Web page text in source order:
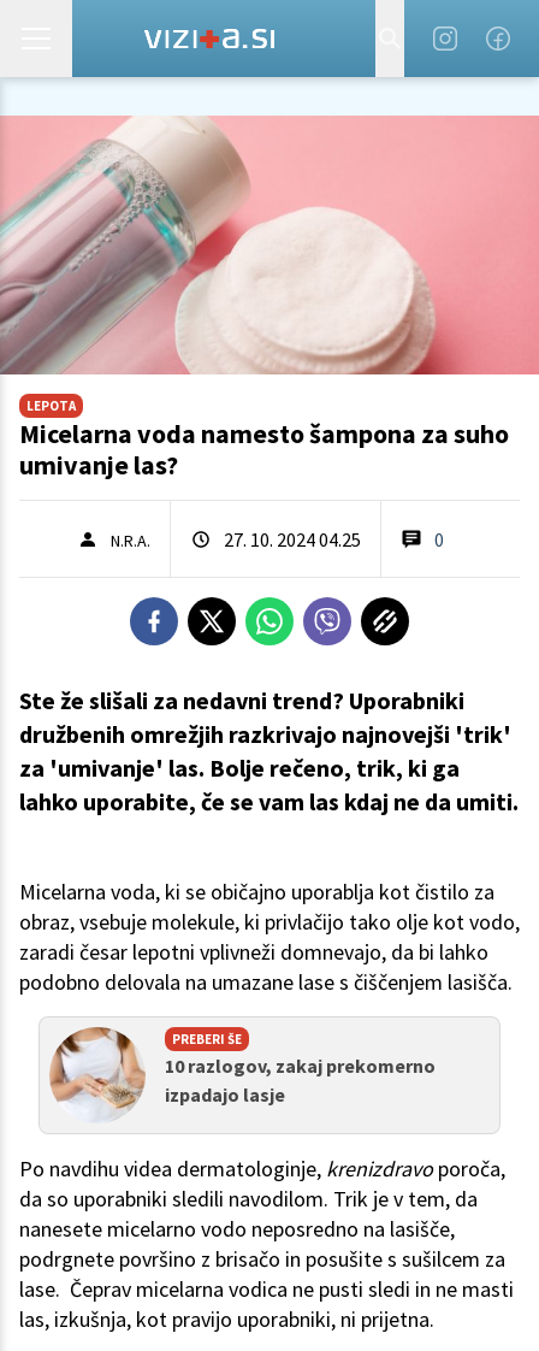
LEPOTA
Micelarna voda namesto šampona za suho
umivanje las?
N.R.A. 27. 10. 2024 04.25 0
Ste že slišali za nedavni trend? Uporabniki
družbenih omrežjih razkrivajo najnovejši 'trik'
za 'umivanje' las. Bolje rečeno, trik, ki ga
lahko uporabite, če se vam las kdaj ne da umiti.
Micelarna voda, ki se običajno uporablja kot čistilo za
obraz, vsebuje molekule, ki privlačijo tako olje kot vodo,
zaradi česar lepotni vplivneži domnevajo, da bi lahko
podobno delovala na umazane lase s čiščenjem lasišča.
PREBERI ŠE
10 razlogov, zakaj prekomerno
izpadajo lasje
Po navdihu videa dermatologinje, krenizdravoporoča,
da so uporabniki sledili navodilom. Trik je v tem, da
nanesete micelarno vodo neposredno na lasišče,
podrgnete površino z brisačo in posušite s sušilcem za
lase. Čeprav micelarna vodica ne pusti sledi in ne masti
las, izkušnja, kot pravijo uporabniki, ni prijetna.